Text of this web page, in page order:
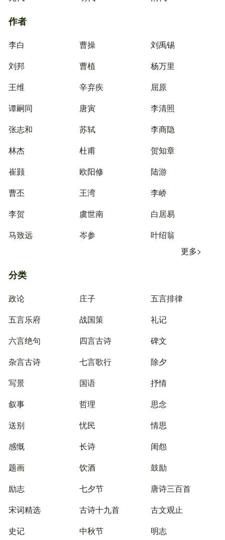
作者
李白 曹操
刘禹锡
刘邦
曹植
杨万里
王维
辛弃疾
屈原
谭嗣同
唐寅
李清照
张志和
苏轼
李商隐
林杰
杜甫
贺知章
崔颢
欧阳修
陆游
曹丕
王湾
李峤
李贺
虞世南
白居易
马致远
岑参
叶绍翁
更多>
分类
政论 庄子
五言排律
五言乐府
战国策
礼记
六言绝句
四言古诗
碑文
杂言古诗
七言歌行
除夕
写景
国语
抒情
叙事
哲理
思念
送别
忧民
情思
感慨
长诗
闺怨
题画
饮酒
鼓励
励志
七夕节
唐诗三百首
宋词精选
古诗十九首
古文观止
史记
中秋节 明志